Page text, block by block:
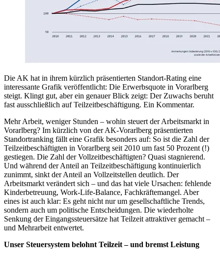
Die AK hat in ihrem kürzlich präsentierten Standort-Rating eine
interessante Grafik veröffentlicht: Die Erwerbsquote in Vorarlberg
steigt. Klingt gut, aber ein genauer Blick zeigt: Der Zuwachs beruht
fast ausschließlich auf Teilzeitbeschäftigung. Ein Kommentar.
Mehr Arbeit, weniger Stunden – wohin steuert der Arbeitsmarkt in
Vorarlberg? Im kürzlich von der AK-Vorarlberg präsentierten
Standortranking fällt eine Grafik besonders auf: So ist die Zahl der
Teilzeitbeschäftigten in Vorarlberg seit 2010 um fast 50 Prozent (!)
gestiegen. Die Zahl der Vollzeitbeschäftigten? Quasi stagnierend.
Und während der Anteil an Teilzeitbeschäftigung kontinuierlich
zunimmt, sinkt der Anteil an Vollzeitstellen deutlich. Der
Arbeitsmarkt verändert sich – und das hat viele Ursachen: fehlende
Kinderbetreuung, Work-Life-Balance, Fachkräftemangel. Aber
eines ist auch klar: Es geht nicht nur um gesellschaftliche Trends,
sondern auch um politische Entscheidungen. Die wiederholte
Senkung der Eingangssteuersätze hat Teilzeit attraktiver gemacht –
und Mehrarbeit entwertet.
Unser Steuersystem belohnt Teilzeit – und bremst Leistung